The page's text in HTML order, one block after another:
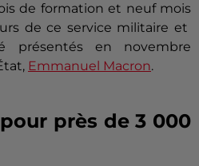
de formation et neuf mois
de ce service militaire et
présentés en novembre
Emmanuel Macron.
près de 3 000